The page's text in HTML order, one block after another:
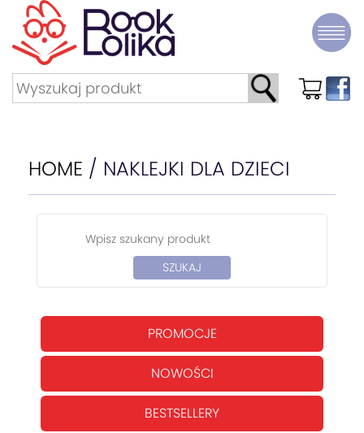
HOME / NAKLEJKI DLA DZIECI
PROMOCJE
NOWOŚCI
BESTSELLERY